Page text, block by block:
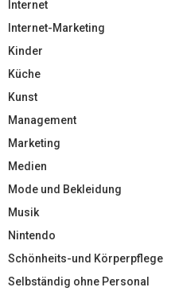
Internet
Internet-Marketing
Kinder
Küche
Kunst
Management
Marketing
Medien
Mode und Bekleidung
Musik
Nintendo
Schönheits-und Körperpflege
Selbständig ohne Personal